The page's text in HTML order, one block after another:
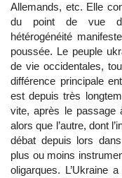
Allemands, etc. Elle
du point de vue
hétérogénéité
poussée. Le peuple
de vie occidentales,
différence principale
est depuis très
vite, après le passage
alors que l’autre, dont
débat depuis lors
plus ou moins
oligarques. L’Ukraine